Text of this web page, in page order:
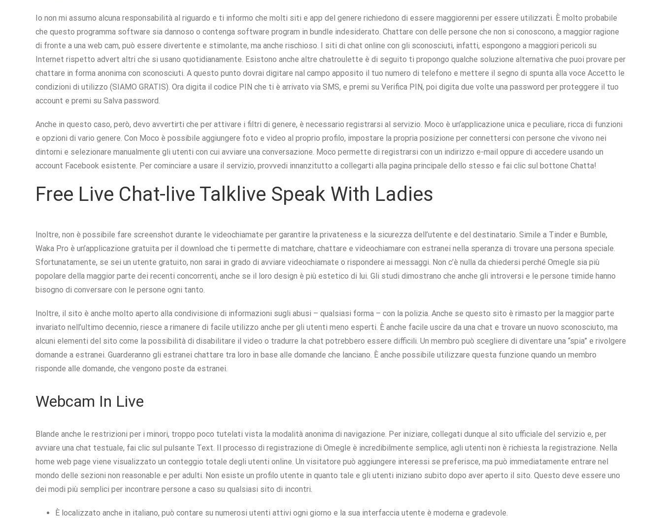
Io non mi assumo alcuna responsabilità al riguardo e ti informo che molti siti e app del genere richiedono di essere maggiorenni per essere utilizzati. È molto probabile
che questo programma software sia dannoso o contenga software program in bundle indesiderato. Chattare con delle persone che non si conoscono, a maggior ragione
di fronte a una web cam, può essere divertente e stimolante, ma anche rischioso. I siti di chat online con gli sconosciuti, infatti, espongono a maggiori pericoli su
Internet rispetto advert altri che si usano quotidianamente. Esistono anche altre chatroulette è di seguito ti propongo qualche soluzione alternativa che puoi provare per
chattare in forma anonima con sconosciuti. A questo punto dovrai digitare nal campo apposito il tuo numero di telefono e mettere il segno di spunta alla voce Accetto le
condizioni di utilizzo (SIAMO GRATIS). Ora digita il codice PIN che ti è arrivato via SMS, e premi su Verifica PIN, poi digita due volte una password per proteggere il tuo
account e premi su Salva password.
Anche in questo caso, però, devo avvertirti che per attivare i filtri di genere, è necessario registrarsi al servizio. Moco è un’applicazione unica e peculiare, ricca di funzioni
e opzioni di vario genere. Con Moco è possibile aggiungere foto e video al proprio profilo, impostare la propria posizione per connettersi con persone che vivono nei
dintorni e selezionare manualmente gli utenti con cui avviare una conversazione. Moco permette di registrarsi con un indirizzo e-mail oppure di accedere usando un
account Facebook esistente. Per cominciare a usare il servizio, provvedi innanzitutto a collegarti alla pagina principale dello stesso e fai clic sul bottone Chatta!
Free Live Chat-live Talklive Speak With Ladies
Inoltre, non è possibile fare screenshot durante le videochiamate per garantire la privateness e la sicurezza dell’utente e del destinatario. Simile a Tinder e Bumble,
Waka Pro è un’applicazione gratuita per il download che ti permette di matchare, chattare e videochiamare con estranei nella speranza di trovare una persona speciale.
Sfortunatamente, se sei un utente gratuito, non sarai in grado di avviare videochiamate o rispondere ai messaggi. Non c’è nulla da chiedersi perché Omegle sia più
popolare della maggior parte dei recenti concorrenti, anche se il loro design è più estetico di lui. Gli studi dimostrano che anche gli introversi e le persone timide hanno
bisogno di conversare con le persone ogni tanto.
Inoltre, il sito è anche molto aperto alla condivisione di informazioni sugli abusi – qualsiasi forma – con la polizia. Anche se questo sito è rimasto per la maggior parte
invariato nell’ultimo decennio, riesce a rimanere di facile utilizzo anche per gli utenti meno esperti. È anche facile uscire da una chat e trovare un nuovo sconosciuto, ma
alcuni elementi del sito come la possibilità di disabilitare il video o tradurre la chat potrebbero essere difficili. Un membro può scegliere di diventare una “spia” e rivolgere
domande a estranei. Guarderanno gli estranei chattare tra loro in base alle domande che lanciano. È anche possibile utilizzare questa funzione quando un membro
risponde alle domande, che vengono poste da estranei.
Webcam In Live
Blande anche le restrizioni per i minori, troppo poco tutelati vista la modalità anonima di navigazione. Per iniziare, collegati dunque al sito ufficiale del servizio e, per
avviare una chat testuale, fai clic sul pulsante Text. Il processo di registrazione di Omegle è incredibilmente semplice, agli utenti non è richiesta la registrazione. Nella
home web page viene visualizzato un conteggio totale degli utenti online. Un visitatore può aggiungere interessi se preferisce, ma può immediatamente entrare nel
mondo delle sezioni non reasonable e per adulti. Non esiste un profilo utente in quanto tale e gli utenti iniziano subito dopo aver aperto il sito. Questo deve essere uno
dei modi più semplici per incontrare persone a caso su qualsiasi sito di incontri.
È localizzato anche in italiano, può contare su numerosi utenti attivi ogni giorno e la sua interfaccia utente è moderna e gradevole.